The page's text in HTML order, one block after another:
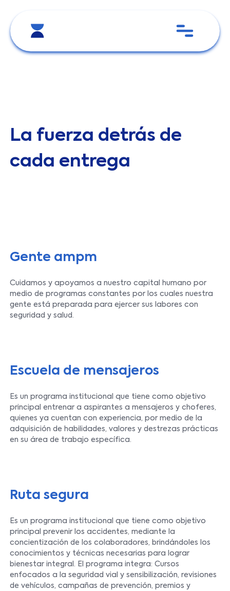
La fuerza detrás de
cada entrega
Gente ampm
Cuidamos y apoyamos a nuestro capital humano por
medio de programas constantes por los cuales nuestra
gente está preparada para ejercer sus labores con
seguridad y salud.
Escuela de mensajeros
Es un programa institucional que tiene como objetivo
principal entrenar a aspirantes a mensajeros y choferes,
quienes ya cuentan con experiencia, por medio de la
adquisición de habilidades, valores y destrezas prácticas
en su área de trabajo específica.
Ruta segura
Es un programa institucional que tiene como objetivo
principal prevenir los accidentes, mediante la
concientización de los colaboradores, brindándoles los
conocimientos y técnicas necesarias para lograr
bienestar integral. El programa integra: Cursos
enfocados a la seguridad vial y sensibilización, revisiones
de vehículos, campañas de prevención, premios y